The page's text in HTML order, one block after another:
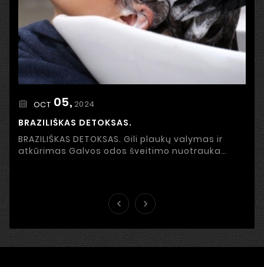
OCT 05, 2024
BRAZILIŠKAS DETOKSAS.
BRAZILIŠKAS DETOKSAS. Gili plaukų valymas ir
atkūrimas Galvos odos šveitimo nuotrauka

